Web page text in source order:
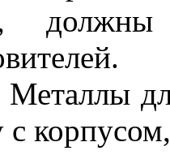
должны
Металлы